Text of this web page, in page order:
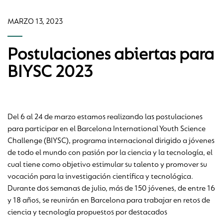
MARZO 13, 2023
Postulaciones abiertas para
BIYSC 2023
Del 6 al 24 de marzo estamos realizando las postulaciones
para participar en el Barcelona International Youth Science
Challenge (BIYSC), programa internacional dirigido a jóvenes
de todo el mundo con pasión por la ciencia y la tecnología, el
cual tiene como objetivo estimular su talento y promover su
vocación para la investigación científica y tecnológica.
Durante dos semanas de julio, más de 150 jóvenes, de entre 16
y 18 años, se reunirán en Barcelona para trabajar en retos de
ciencia y tecnología propuestos por destacados